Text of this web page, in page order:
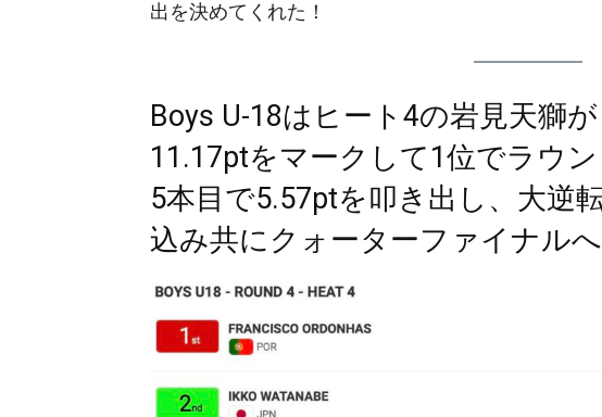
出を決めてくれた！
Boys U-18はヒート4の岩見天獅
11.17ptをマークして1位でラウ
5本目で5.57ptを叩き出し、大逆
込み共にクォーターファイナル